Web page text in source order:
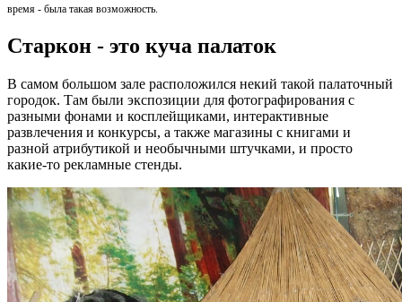
время - была такая возможность.
Старкон - это куча палаток
В самом большом зале расположился некий такой палаточный
городок. Там были экспозиции для фотографирования с
разными фонами и косплейщиками, интерактивные
развлечения и конкурсы, а также магазины с книгами и
разной атрибутикой и необычными штучками, и просто
какие-то рекламные стенды.